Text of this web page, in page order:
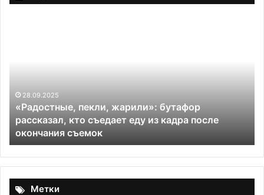
съедает
еду
из
кадра
после
окончания
съемок
28.09.2025
«Радостные, пекли, жарили»: бутафор
рассказал, кто съедает еду из кадра после
окончания съемок
Метки